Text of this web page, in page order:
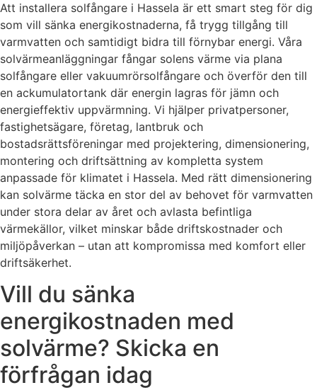
Att installera solfångare i Hassela är ett smart steg för dig
som vill sänka energikostnaderna, få trygg tillgång till
varmvatten och samtidigt bidra till förnybar energi. Våra
solvärmeanläggningar fångar solens värme via plana
solfångare eller vakuumrörsolfångare och överför den till
en ackumulatortank där energin lagras för jämn och
energieffektiv uppvärmning. Vi hjälper privatpersoner,
fastighetsägare, företag, lantbruk och
bostadsrättsföreningar med projektering, dimensionering,
montering och driftsättning av kompletta system
anpassade för klimatet i Hassela. Med rätt dimensionering
kan solvärme täcka en stor del av behovet för varmvatten
under stora delar av året och avlasta befintliga
värmekällor, vilket minskar både driftskostnader och
miljöpåverkan – utan att kompromissa med komfort eller
driftsäkerhet.
Vill du sänka
energikostnaden med
solvärme? Skicka en
förfrågan idag